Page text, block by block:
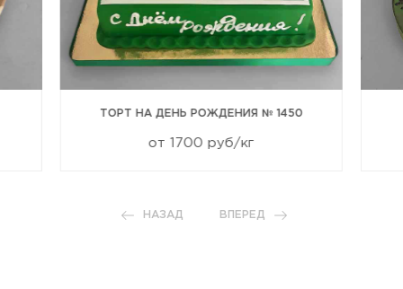
ТОРТ НА ДЕНЬ РОЖДЕНИЯ № 1450
от 1700 руб/кг
НАЗАД ВПЕРЕД